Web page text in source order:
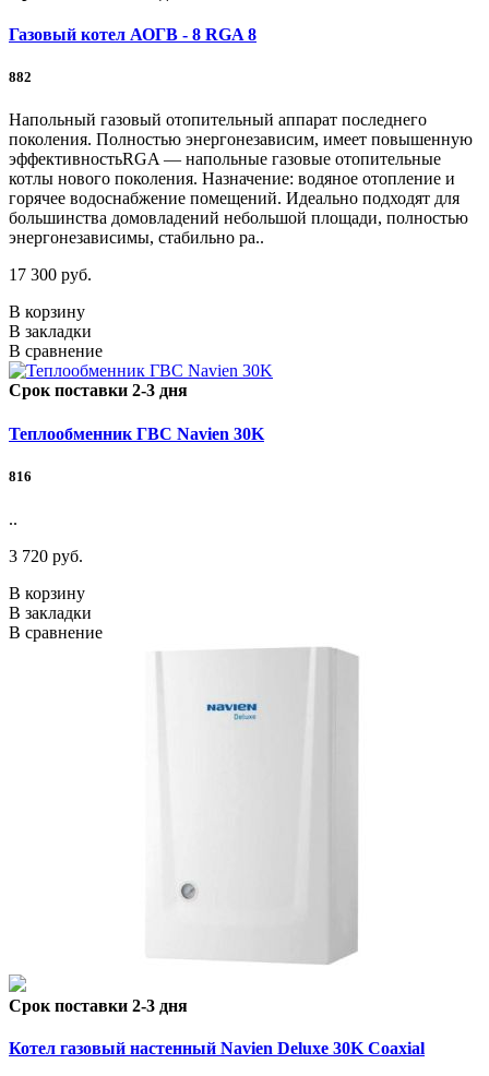
Газовый котел АОГВ - 8 RGA 8
882
Напольный газовый отопительный аппарат последнего
поколения. Полностью энергонезависим, имеет повышенную
эффективностьRGA — напольные газовые отопительные
котлы нового поколения. Назначение: водяное отопление и
горячее водоснабжение помещений. Идеально подходят для
большинства домовладений небольшой площади, полностью
энергонезависимы, стабильно ра..
17 300 руб.
В корзину
В закладки
В сравнение
Срок поставки 2-3 дня
Теплообменник ГВС Navien 30K
816
..
3 720 руб.
В корзину
В закладки
В сравнение
Срок поставки 2-3 дня
Котел газовый настенный Navien Deluxe 30K Coaxial